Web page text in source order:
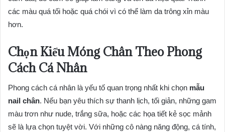
các màu quá tối hoặc quá chói vì có thể làm da trông xỉn màu
hơn.
Chọn Kiểu Móng Chân Theo Phong
Cách Cá Nhân
Phong cách cá nhân là yếu tố quan trọng nhất khi chọn mẫu
nail chân. Nếu bạn yêu thích sự thanh lịch, tối giản, những gam
màu trơn như nude, trắng sữa, hoặc các họa tiết kẻ sọc mảnh
sẽ là lựa chọn tuyệt vời. Với những cô nàng năng động, cá tính,